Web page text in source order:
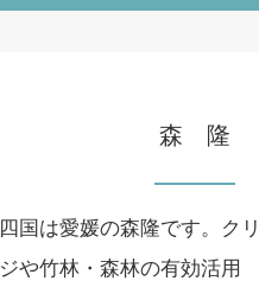
森 隆
四国は愛媛の森隆です。ク
ジや竹林・森林の有効活用